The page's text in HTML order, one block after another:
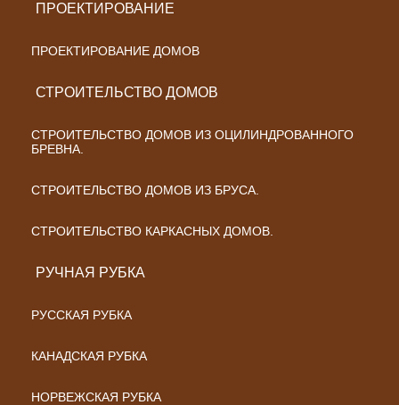
ПРОЕКТИРОВАНИЕ
ПРОЕКТИРОВАНИЕ ДОМОВ
СТРОИТЕЛЬСТВО ДОМОВ
СТРОИТЕЛЬСТВО ДОМОВ ИЗ ОЦИЛИНДРОВАННОГО
БРЕВНА.
СТРОИТЕЛЬСТВО ДОМОВ ИЗ БРУСА.
СТРОИТЕЛЬСТВО КАРКАСНЫХ ДОМОВ.
РУЧНАЯ РУБКА
РУССКАЯ РУБКА
КАНАДСКАЯ РУБКА
НОРВЕЖСКАЯ РУБКА